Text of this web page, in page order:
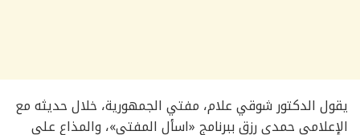
يقول الدكتور شوقي علام، مفتي الجمهورية، خلال حديثه مع
الإعلامي حمدي رزق ببرنامج «اسأل المفتي»، والمذاع على